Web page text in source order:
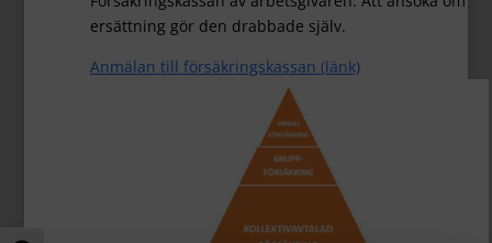
ersättning gör den drabbade själv.
Anmälan till försäkringskassan (länk)